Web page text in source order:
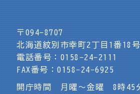
〒094-8707
北海道紋別市幸町2丁目1番18号
電話番号：0158-24-2111
FAX番号：0158-24-6925
開庁時間 月曜～金曜 8時45